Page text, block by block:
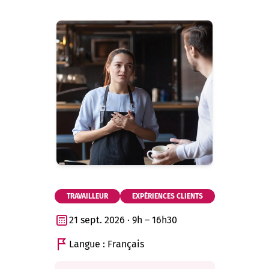
TRAVAILLEUR EXPÉRIENCES CLIENTS
21 sept. 2026 · 9h – 16h30
Langue : Français